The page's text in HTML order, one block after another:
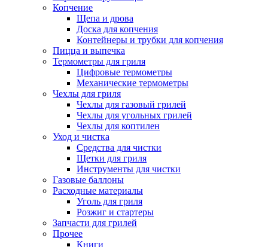
Копчение
Щепа и дрова
Доска для копчения
Контейнеры и трубки для копчения
Пицца и выпечка
Термометры для гриля
Цифровые термометры
Механические термометры
Чехлы для гриля
Чехлы для газовый грилей
Чехлы для угольных грилей
Чехлы для коптилен
Уход и чистка
Средства для чистки
Щетки для гриля
Инструменты для чистки
Газовые баллоны
Расходные материалы
Уголь для гриля
Розжиг и стартеры
Запчасти для грилей
Прочее
Книги